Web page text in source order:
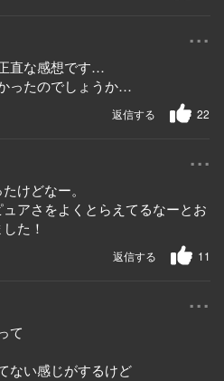
...
直な感想です…
ったのでしょうか…
22
返信する
...
けどなー。
アさをよくとらえてるなーとお
た！
11
返信する
...
て
ない感じがするけど